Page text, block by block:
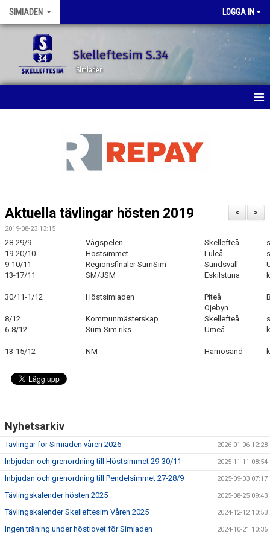
SIMIADEN LOGGA IN
Skelleftesim S.34
Simiaden
DOKUMENT
KONTAKT
>
<
Aktuella tävlingar hösten 2019
2019-08-23 13:15
28-29/9 Vågspelen Skellefteå
19-20/10
Höstsimmet Luleå
9-10/11
Regionsfinaler SumSim Sundsvall
13-17/11
SM/JSM Eskilstuna
30/11-1/12 Höstsimiaden
Piteå
Öjebyn
8/12 Kommunmästerskap Skellefteå
6-8/12
Sum-Sim riks Umeå
13-15/12 NM Härnösand
Nyhetsarkiv
Tävlingar för Simiaden våren 2026 2026-01-06 12:28
Inbjudan och grenordning till Höstsimmet 29-30/11 2025-11-11 08:54
Inbjudan och grenordning till Pendelsimmet 27-28/9 2025-09-03 07:17
Tävlingskalender hösten 2025 2025-08-25 09:43
Tävlingskalender Skelleftesim Våren 2025 2024-12-12 10:53
Ingen träning under höstlovet för Simiaden 2024-10-21 10:36